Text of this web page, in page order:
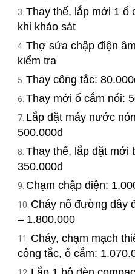
Thay thế, lắp mới 1 ổ
khi khảo sát
Thợ sửa chập điện
kiểm tra
Thay công tắc:
Thay mới ổ cắm nổi:
Lắp đặt máy nước
500.000đ
Thay thế, lắp đặt mới
350.000đ
Chạm chập điện:
Cháy nổ đường dây
– 1.800.000
Cháy, chạm mạch
công tắc, ổ cắm: